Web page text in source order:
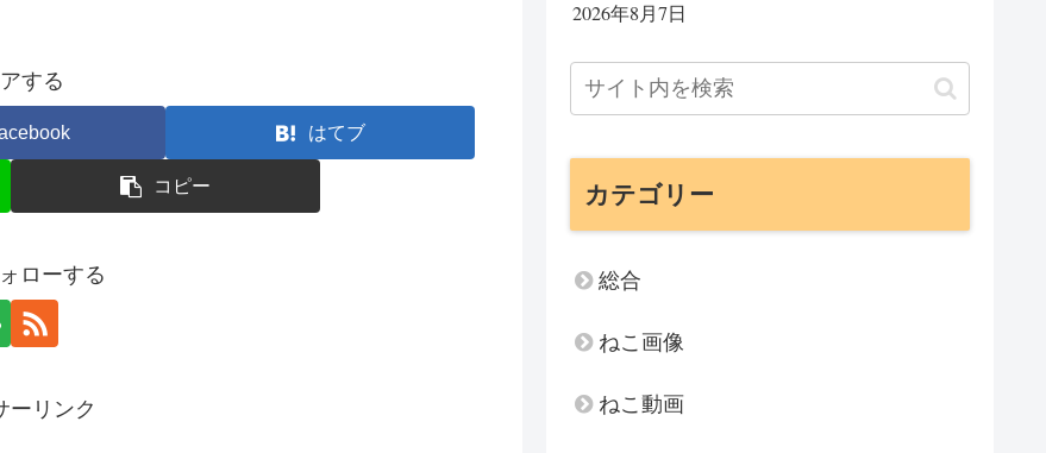
する
はてブ
コピー
ローする
ーリンク
2026年8月7日
カテゴリー
総合
ねこ画像
ねこ動画